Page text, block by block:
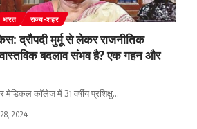
भारत राज्य-शहर
द्रौपदी मुर्मू से लेकर राजनीतिक
बदलाव संभव है? एक गहन और
कॉलेज में 31 वर्षीय प्रशिक्षु…
2024